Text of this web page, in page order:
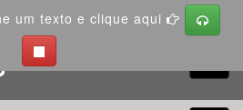
um texto e clique aqui